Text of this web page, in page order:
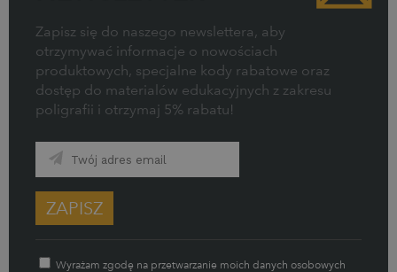
Zapisz się do naszego newslettera, aby
otrzymywać informacje o nowościach
produktowych, specjalne kody rabatowe oraz
dostęp do materiałów edukacyjnych z zakresu
poligrafii i otrzymaj 5% rabatu!
ZAPISZ
Wyrażam zgodę na przetwarzanie moich danych osobowych